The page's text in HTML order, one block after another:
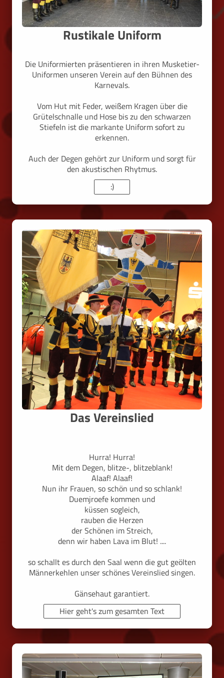
Rustikale Uniform
Die Uniformierten präsentieren in ihren Musketier-
Uniformen unseren Verein auf den Bühnen des
Karnevals.
Vom Hut mit Feder, weißem Kragen über die
Grütelschnalle und Hose bis zu den schwarzen
Stiefeln ist die markante Uniform sofort zu
erkennen.
Auch der Degen gehört zur Uniform und sorgt für
den akustischen Rhytmus.
:)
Das Vereinslied
Hurra! Hurra!
Mit dem Degen, blitze-, blitzeblank!
Alaaf! Alaaf!
Nun ihr Frauen, so schön und so schlank!
Duemjroefe kommen und
küssen sogleich,
rauben die Herzen
der Schönen im Streich,
denn wir haben Lava im Blut! ....
so schallt es durch den Saal wenn die gut geölten
Männerkehlen unser schönes Vereinslied singen.
Gänsehaut garantiert.
Hier geht's zum gesamten Text